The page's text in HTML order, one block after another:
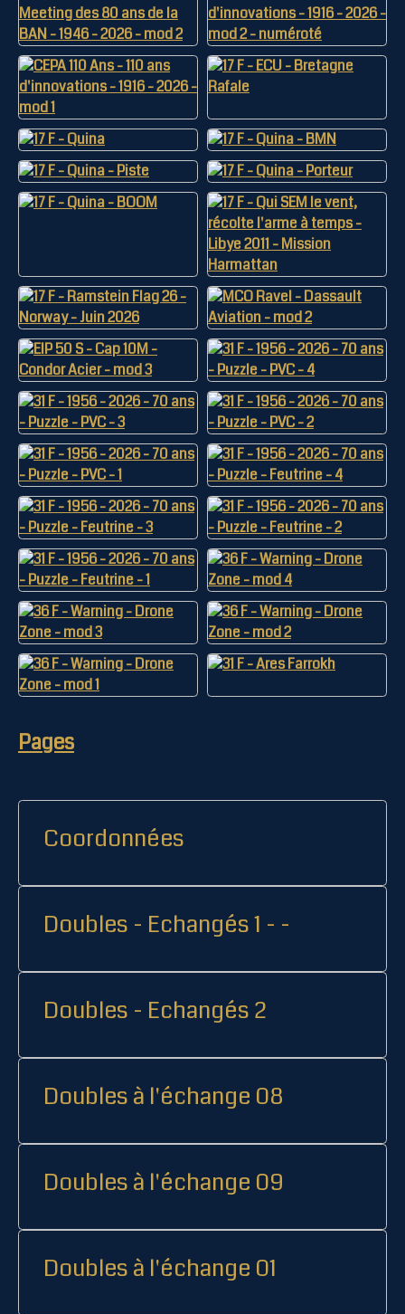
Pages
Coordonnées
Doubles - Echangés 1 - -
Doubles - Echangés 2
Doubles à l'échange 08
Doubles à l'échange 09
Doubles à l'échange 01